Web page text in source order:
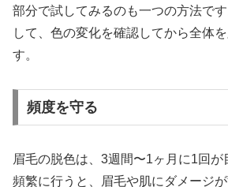
部分で試してみるのも一つの方法で
して、色の変化を確認してから全体
す。
頻度を守る
眉毛の脱色は、3週間〜1ヶ月に1回が
頻繁に行うと、眉毛や肌にダメージ